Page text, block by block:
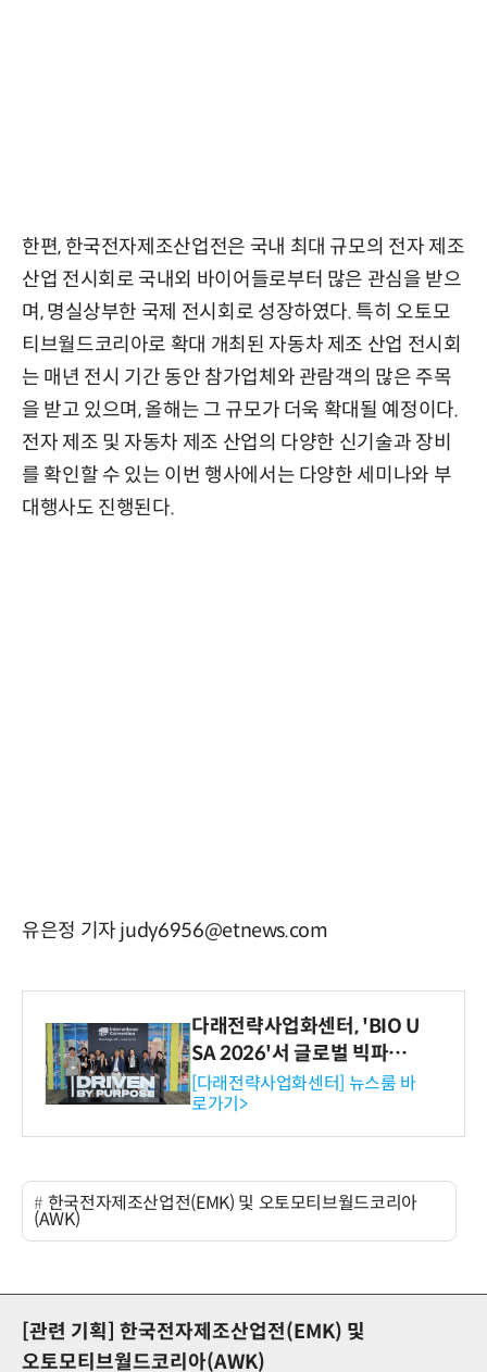
한편, 한국전자제조산업전은 국내 최대 규모의 전자 제조
산업 전시회로 국내외 바이어들로부터 많은 관심을 받으
며, 명실상부한 국제 전시회로 성장하였다. 특히 오토모
티브월드코리아로 확대 개최된 자동차 제조 산업 전시회
는 매년 전시 기간 동안 참가업체와 관람객의 많은 주목
을 받고 있으며, 올해는 그 규모가 더욱 확대될 예정이다.
전자 제조 및 자동차 제조 산업의 다양한 신기술과 장비
를 확인할 수 있는 이번 행사에서는 다양한 세미나와 부
대행사도 진행된다.
유은정 기자 judy6956@etnews.com
다래전략사업화센터, 'BIO U
SA 2026'서 글로벌 빅파마
와의 비즈니스 미팅 지원…K
-바이오 해외 진출 교두보 확
보
[다래전략사업화센터] 뉴스룸 바
로가기>
한국전자제조산업전(EMK) 및 오토모티브월드코리아
(AWK)
[관련 기획] 한국전자제조산업전(EMK) 및
오토모티브월드코리아(AWK)